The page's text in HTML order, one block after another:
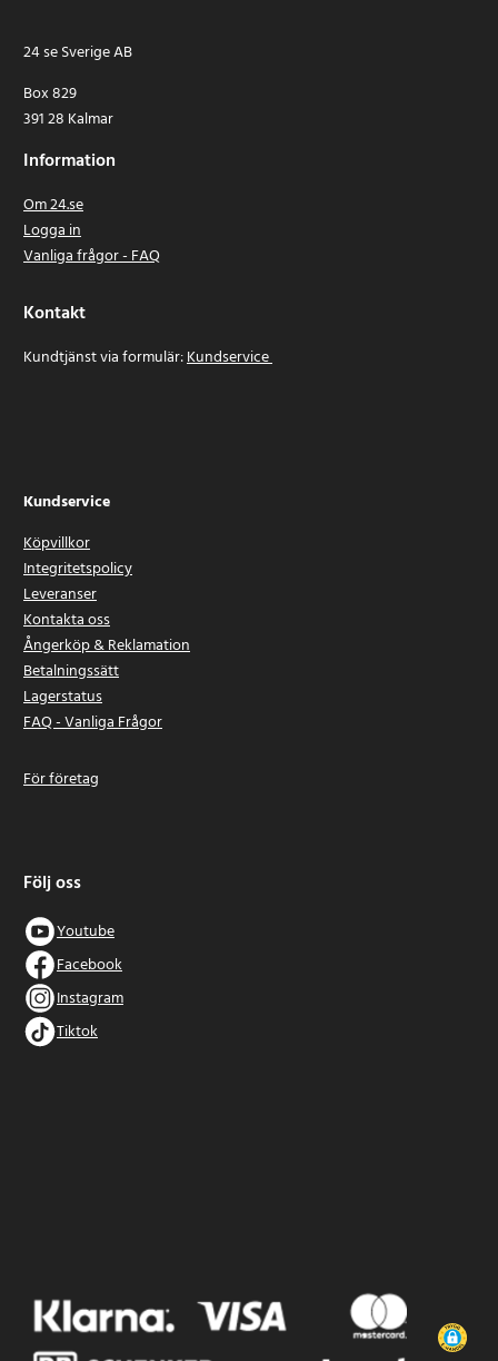
24 se Sverige AB
Box 829
391 28 Kalmar
Information
Om 24.se
Logga in
Vanliga frågor - FAQ
Kontakt
Kundtjänst via formulär:Kundservice
Kundservice
Köpvillkor
Integritetspolicy
Leveranser
Kontakta oss
Ångerköp & Reklamation
Betalningssätt
Lagerstatus
FAQ - Vanliga Frågor
För företag
Följ oss
Youtube
Facebook
Instagram
Tiktok